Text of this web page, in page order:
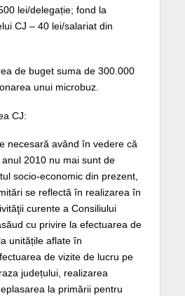
lei/delegație; fond la
CJ – 40 lei/salariat din
de buget suma de 300.000
unui microbuz.
CJ:
necesară având în vedere că
2010 nu mai sunt de
socio-economic din prezent,
se reflectă în realizarea în
curente a Consiliului
cu privire la efectuarea de
unitățile aflate în
de vizite de lucru pe
județului, realizarea
la primării pentru